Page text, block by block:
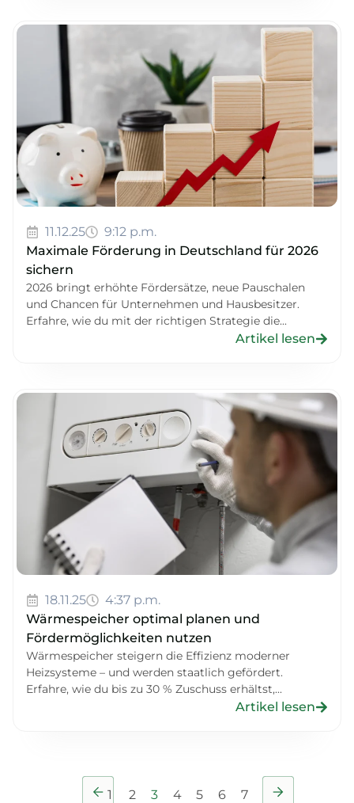
11.12.25
9:12 p.m.
Maximale Förderung in Deutschland für 2026
sichern
2026 bringt erhöhte Fördersätze, neue Pauschalen
und Chancen für Unternehmen und Hausbesitzer.
Erfahre, wie du mit der richtigen Strategie die...
Artikel lesen
18.11.25
4:37 p.m.
Wärmespeicher optimal planen und
Fördermöglichkeiten nutzen
Wärmespeicher steigern die Effizienz moderner
Heizsysteme – und werden staatlich gefördert.
Erfahre, wie du bis zu 30 % Zuschuss erhältst,...
Artikel lesen
1 2 3 4 5 6 7